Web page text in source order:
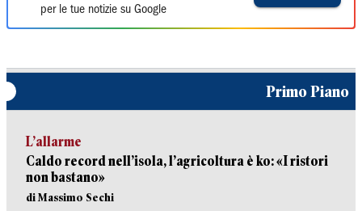
per le tue notizie su Google
Primo Piano
L’allarme
Caldo record nell’isola, l’agricoltura è ko: «I ristori
non bastano»
di Massimo Sechi